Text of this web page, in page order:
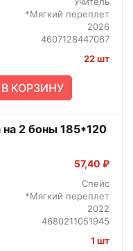
*Мягкий переплет
2026
4607128447067
22 шт
В КОРЗИНУ
2 боны 185*120
57,40 ₽
Спейс
*Мягкий переплет
2022
4680211051945
1 шт